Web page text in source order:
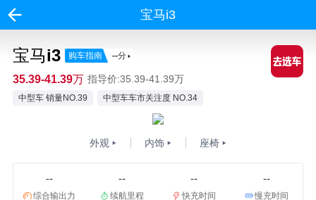
宝马i3
宝马i3 购车指南 --分
35.39-41.39万 指导价:35.39-41.39万
中型车 销量NO.39 中型车车市关注度 NO.34
外观 内饰 座椅
--
综合输出力
--
续航里程
--
快充时间
--
慢充时间